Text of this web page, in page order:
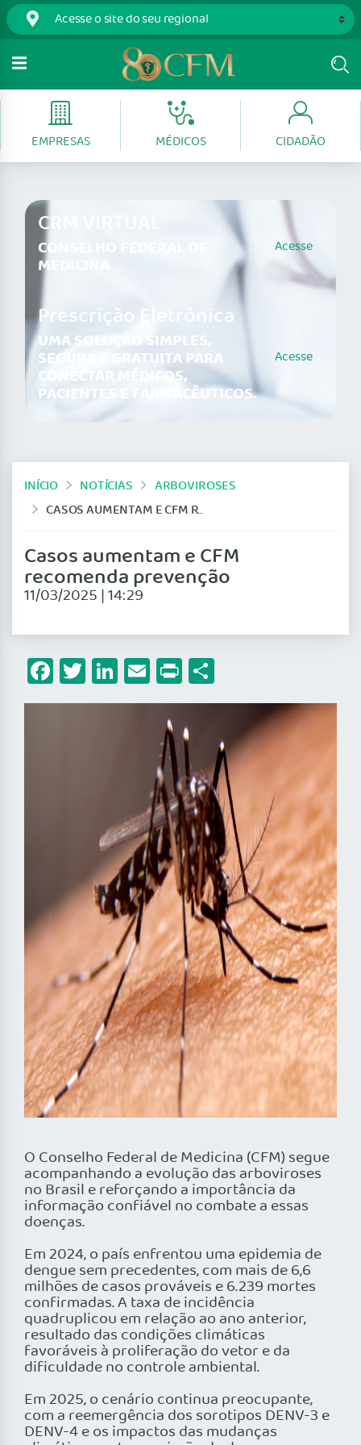
EMPRESAS MÉDICOS CIDADÃO
CRM VIRTUAL
CONSELHO FEDERAL DE
MEDICINA
Acesse
Prescrição Eletrônica
UMA SOLUÇÃO SIMPLES,
SEGURA E GRATUITA PARA
CONECTAR MÉDICOS,
PACIENTES E FARMACÊUTICOS.
Acesse
INÍCIO NOTÍCIAS
ARBOVIROSES
CASOS AUMENTAM E CFM RECOMENDA PREVENÇÃO
Casos aumentam e CFM
recomenda prevenção
11/03/2025 | 14:29
Facebook
Twitter
LinkedIn
Email
Print
O Conselho Federal de Medicina (CFM) segue
acompanhando a evolução das arboviroses
no Brasil e reforçando a importância da
informação confiável no combate a essas
doenças.
Em 2024, o país enfrentou uma epidemia de
dengue sem precedentes, com mais de 6,6
milhões de casos prováveis e 6.239 mortes
confirmadas. A taxa de incidência
quadruplicou em relação ao ano anterior,
resultado das condições climáticas
favoráveis à proliferação do vetor e da
dificuldade no controle ambiental.
Em 2025, o cenário continua preocupante,
com a reemergência dos sorotipos DENV-3 e
DENV-4 e os impactos das mudanças